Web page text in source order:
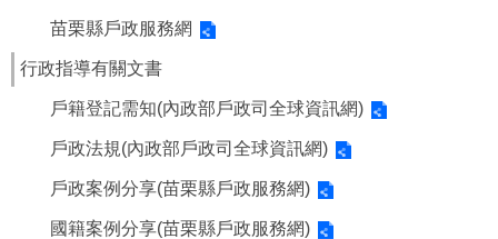
苗栗縣戶政服務網
行政指導有關文書
戶籍登記需知(內政部戶政司全球資訊網)
戶政法規(內政部戶政司全球資訊網)
戶政案例分享(苗栗縣戶政服務網)
國籍案例分享(苗栗縣戶政服務網)